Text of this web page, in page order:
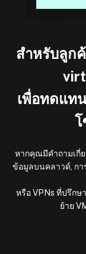
สำหรับลูก
เพื่อทดแท
หากคุณมีคำถามเกี่ย
ข้อมูลบนคลาวด์, กา
หรือ VPNs ที่ปรึก
ย้าย